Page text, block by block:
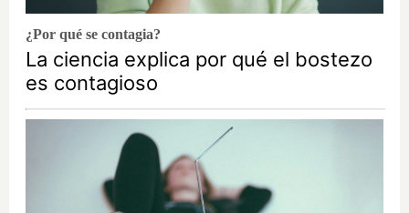
¿Por qué se contagia?
La ciencia explica por qué el bostezo
es contagioso